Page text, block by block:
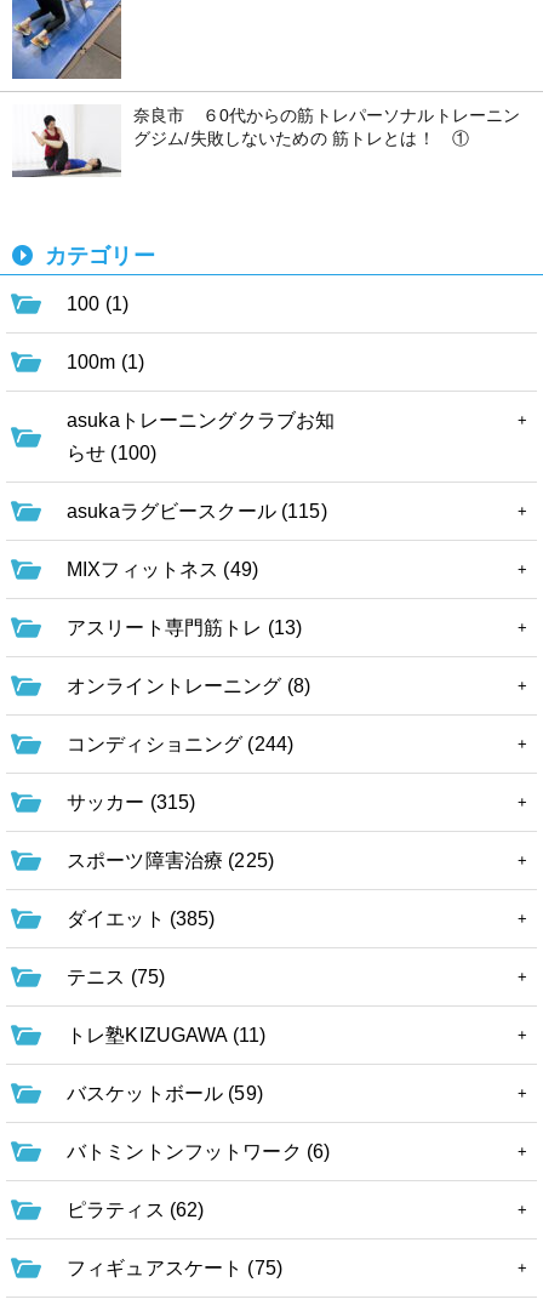
奈良市 ６0代からの筋トレパーソナルトレーニン
グジム/失敗しないための 筋トレとは！ ①
カテゴリー
100 (1)
100m (1)
asukaトレーニングクラブお知
らせ (100)
asukaラグビースクール (115)
MIXフィットネス (49)
アスリート専門筋トレ (13)
オンライントレーニング (8)
コンディショニング (244)
サッカー (315)
スポーツ障害治療 (225)
ダイエット (385)
テニス (75)
トレ塾KIZUGAWA (11)
バスケットボール (59)
バトミントンフットワーク (6)
ピラティス (62)
フィギュアスケート (75)